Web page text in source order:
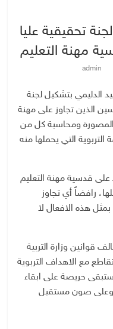
تحقيقية عليا
مهنة التعليم
admin
الدليمي بتشكيل لجنة
الذين تجاوز على مهنة
المصورة ومحاسبة كل من
التي يحملها منه
قدسية مهنة التعليم
رافضاً أي تجاوز
هذه الافعال لا
قوانين وزارة التربية
مع الاهداف التربوية
ستبقى حريصة على ابقاء
وعلى صون مستقبل